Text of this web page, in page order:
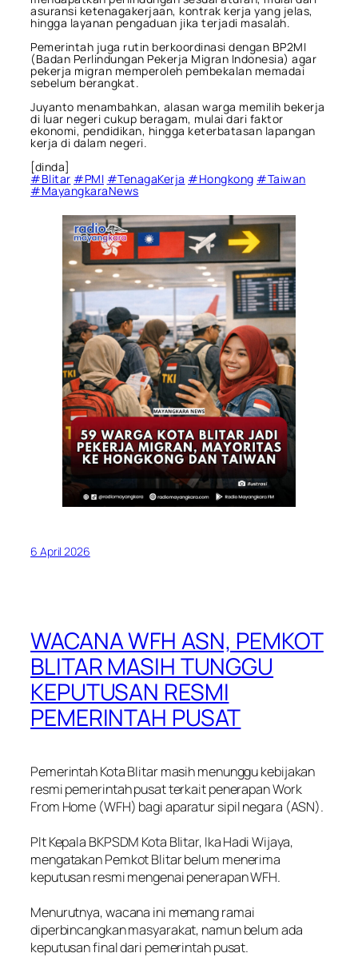
asuransi ketenagakerjaan, kontrak kerja yang jelas,
hingga layanan pengaduan jika terjadi masalah.
Pemerintah juga rutin berkoordinasi dengan BP2MI
(Badan Perlindungan Pekerja Migran Indonesia) agar
pekerja migran memperoleh pembekalan memadai
sebelum berangkat.
Juyanto menambahkan, alasan warga memilih bekerja
di luar negeri cukup beragam, mulai dari faktor
ekonomi, pendidikan, hingga keterbatasan lapangan
kerja di dalam negeri.
[dinda]
#Blitar #PMI #TenagaKerja #Hongkong #Taiwan
#MayangkaraNews
6 April 2026
WACANA WFH ASN, PEMKOT
BLITAR MASIH TUNGGU
KEPUTUSAN RESMI
PEMERINTAH PUSAT
Pemerintah Kota Blitar masih menunggu kebijakan
resmi pemerintah pusat terkait penerapan Work
From Home (WFH) bagi aparatur sipil negara (ASN).
Plt Kepala BKPSDM Kota Blitar, Ika Hadi Wijaya,
mengatakan Pemkot Blitar belum menerima
keputusan resmi mengenai penerapan WFH.
Menurutnya, wacana ini memang ramai
diperbincangkan masyarakat, namun belum ada
keputusan final dari pemerintah pusat.